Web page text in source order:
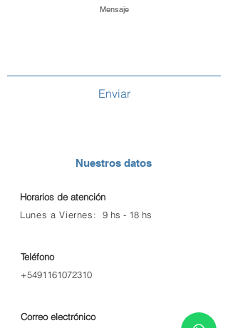
Enviar
Horarios de atención
Lunes a Viernes:
9 hs - 18 hs
Nuestros datos
Teléfono
+5491161072310
Correo electrónico